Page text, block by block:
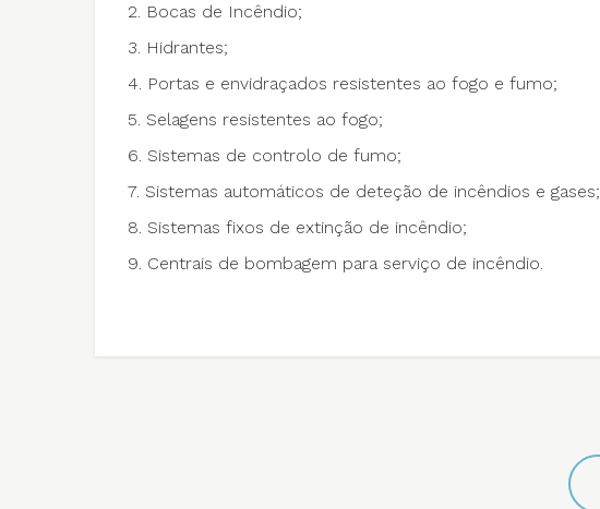
2. Bocas de Incêndio;
3. Hidrantes;
4. Portas e envidraçados resistentes ao fogo e fumo;
5. Selagens resistentes ao fogo;
6. Sistemas de controlo de fumo;
7. Sistemas automáticos de deteção de incêndios e gases;
8. Sistemas fixos de extinção de incêndio;
9. Centrais de bombagem para serviço de incêndio.